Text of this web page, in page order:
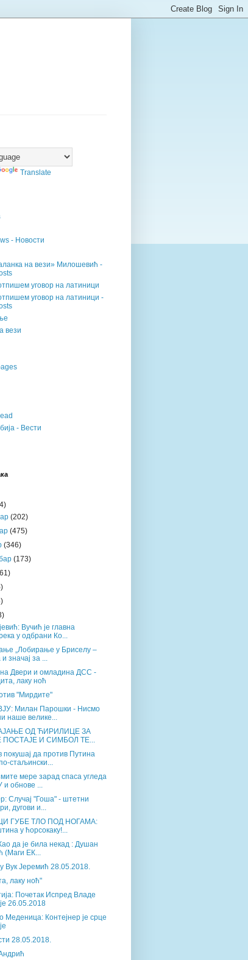
Translate
- Новости
на вези» Милошевић -
уговор на латиници
уговор на латиници -
вези
- Вести
(202)
(475)
(346)
(173)
Вучић је главна
у одбрани Ко...
„Лобирање у Бриселу –
и значај за ...
Двери и омладина ДСС -
лаку ноћ
"Мирдите"
Милан Парошки - Нисмо
наше велике...
ОД ЋИРИЛИЦЕ ЗА
ПОСТАЈЕ И СИМБОЛ ТЕ...
покушај да против Путина
стаљински...
мере зарад спаса угледа
обнове ...
Случај "Гоша" - штетни
дугови и...
ГУБЕ ТЛО ПОД НОГАМА:
у ћорсокаку!...
да је била некад : Душан
(Маги ЕК...
Вук Јеремић 28.05.2018.
лаку ноћ"
Почетак Испред Владе
26.05.2018
Меденица: Контејнер је срце
28.05.2018.